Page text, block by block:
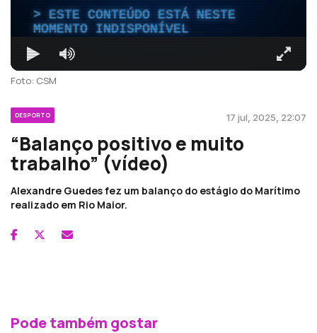
ESTE CONTEÚDO ESTÁ NESTE
MOMENTO INDISPONÍVEL
Foto: CSM
DESPORTO 17 jul, 2025, 22:07
“Balanço positivo e muito
trabalho” (vídeo)
Alexandre Guedes fez um balanço do estágio do Marítimo
realizado em Rio Maior.
Pode também gostar